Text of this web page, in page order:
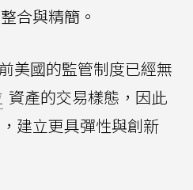
合與精簡。
美國的監管制度已經無
資產的交易樣態，因此
建立更具彈性與創新